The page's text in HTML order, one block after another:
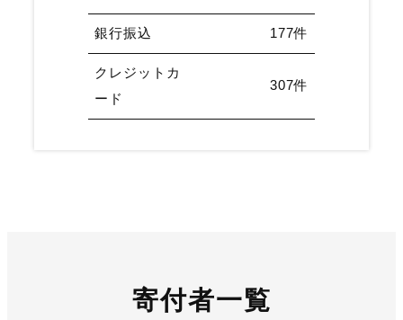
銀行振込 177件
クレジットカ
ード
307件
寄付者一覧